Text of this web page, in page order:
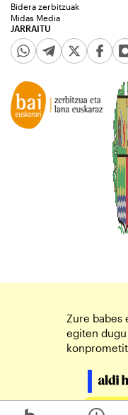
JARRAITU
Bidera zerbitzuak
Midas Media
Zure babes
egiten